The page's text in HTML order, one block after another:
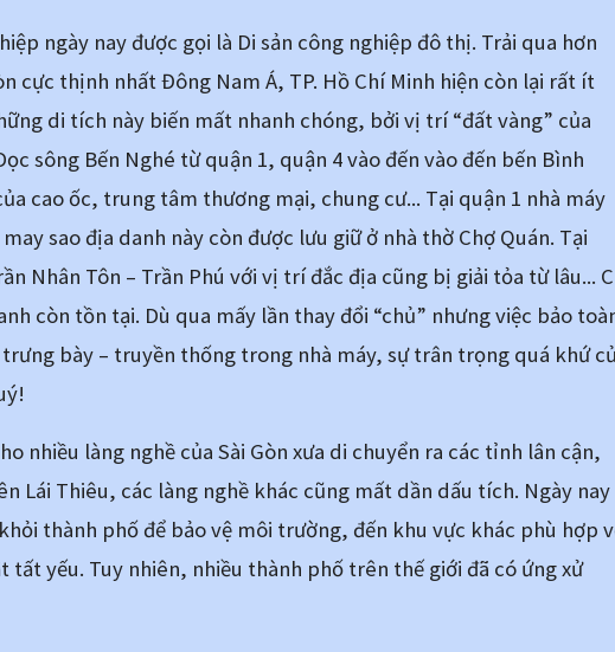
ngày nay được gọi là Di sản công nghiệp đô thị. Trải qua hơn
cực thịnh nhất Đông Nam Á, TP. Hồ Chí Minh hiện còn lại rất ít
di tích này biến mất nhanh chóng, bởi vị trí “đất vàng” của
sông Bến Nghé từ quận 1, quận 4 vào đến vào đến bến Bình
cao ốc, trung tâm thương mại, chung cư... Tại quận 1 nhà máy
sao địa danh này còn được lưu giữ ở nhà thờ Chợ Quán. Tại
Nhân Tôn – Trần Phú với vị trí đắc địa cũng bị giải tỏa từ lâu...
còn tồn tại. Dù qua mấy lần thay đổi “chủ” nhưng việc bảo
bày – truyền thống trong nhà máy, sự trân trọng quá khứ
nhiều làng nghề của Sài Gòn xưa di chuyển ra các tỉnh lân cận,
Lái Thiêu, các làng nghề khác cũng mất dần dấu tích. Ngày nay
thành phố để bảo vệ môi trường, đến khu vực khác phù hợp
yếu. Tuy nhiên, nhiều thành phố trên thế giới đã có ứng xử